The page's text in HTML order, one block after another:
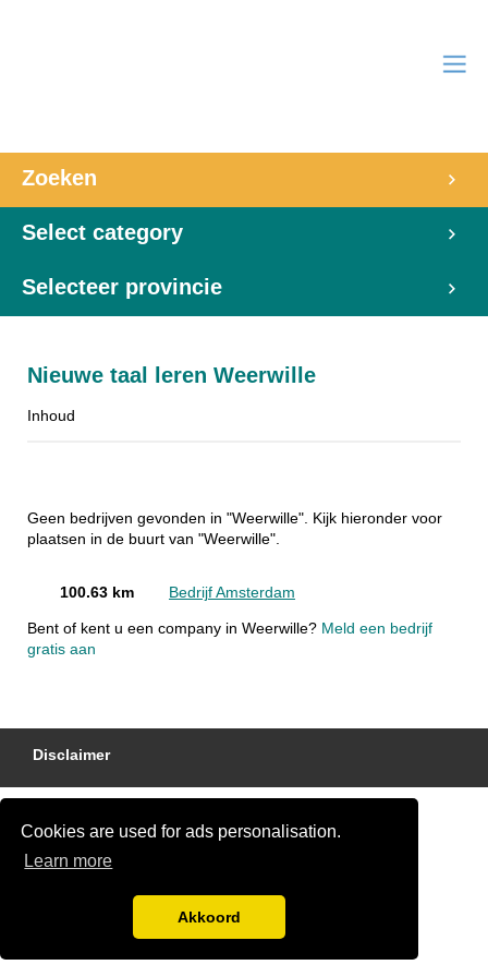
Cookies are used for ads personalisation.
Learn more
Akkoord
Zoeken
Select category
Selecteer provincie
Nieuwe taal leren Weerwille
Inhoud
Geen bedrijven gevonden in "Weerwille". Kijk hieronder voor
plaatsen in de buurt van "Weerwille".
100.63 km Bedrijf Amsterdam
Bent of kent u een company in Weerwille? Meld een bedrijf
gratis aan
Disclaimer